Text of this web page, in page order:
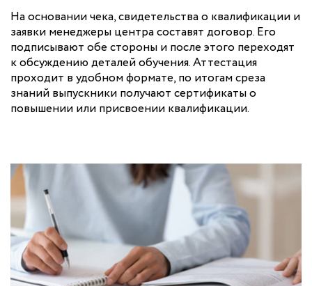
На основании чека, свидетельства о квалификации и
заявки менеджеры центра составят договор. Его
подписывают обе стороны и после этого переходят
к обсуждению деталей обучения. Аттестация
проходит в удобном формате, по итогам среза
знаний выпускники получают сертификаты о
повышении или присвоении квалификации.